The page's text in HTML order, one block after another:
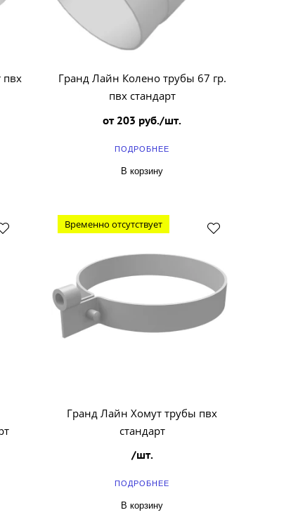
пвх
Гранд Лайн Колено трубы 67 гр.
пвх стандарт
от 203 руб./шт.
ПОДРОБНЕЕ
В корзину
Временно отсутствует
Гранд Лайн Хомут трубы пвх
стандарт
/шт.
ПОДРОБНЕЕ
В корзину